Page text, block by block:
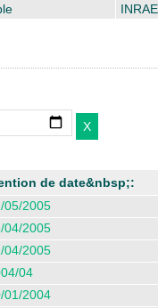
de date&nbsp;:
05/2005
04/2005
04/2005
04
01/2004